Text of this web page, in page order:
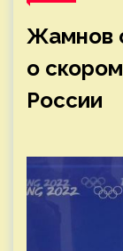
Жамнов
о
России